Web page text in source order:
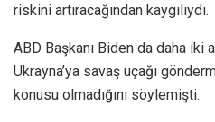
riskini artıracağından kaygılıydı.
ABD Başkanı Biden da daha iki
Ukrayna’ya savaş uçağı
konusu olmadığını söylemişti.